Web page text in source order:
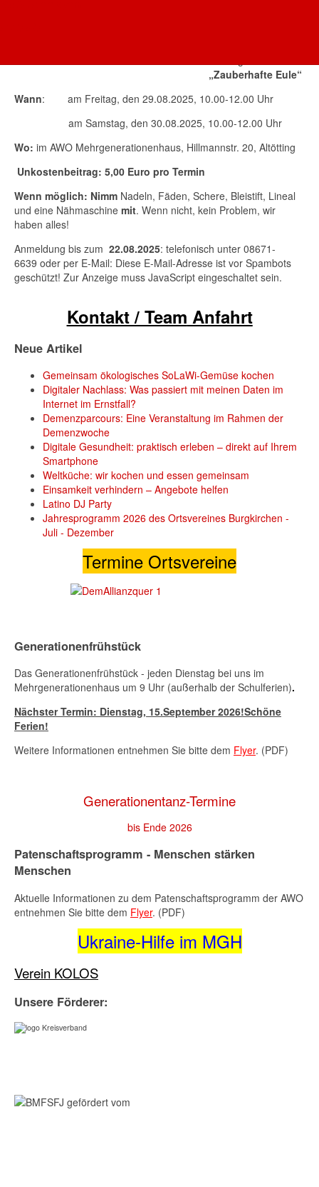
„Zauberhafte Eule“
Wann: am Freitag, den 29.08.2025, 10.00-12.00 Uhr
am Samstag, den 30.08.2025, 10.00-12.00 Uhr
Wo: im AWO Mehrgenerationenhaus, Hillmannstr. 20, Altötting
Unkostenbeitrag: 5,00 Euro pro Termin
Wenn möglich: Nimm Nadeln, Fäden, Schere, Bleistift, Lineal
und eine Nähmaschine mit. Wenn nicht, kein Problem, wir
haben alles!
Anmeldung bis zum 22.08.2025: telefonisch unter 08671-
6639 oder per E-Mail: Diese E-Mail-Adresse ist vor Spambots
geschützt! Zur Anzeige muss JavaScript eingeschaltet sein.
Kontakt / Team Anfahrt
Neue Artikel
Gemeinsam ökologisches SoLaWi-Gemüse kochen
Digitaler Nachlass: Was passiert mit meinen Daten im
Internet im Ernstfall?
Demenzparcours: Eine Veranstaltung im Rahmen der
Demenzwoche
Digitale Gesundheit: praktisch erleben – direkt auf Ihrem
Smartphone
Weltküche: wir kochen und essen gemeinsam
Einsamkeit verhindern – Angebote helfen
Latino DJ Party
Jahresprogramm 2026 des Ortsvereines Burgkirchen -
Juli - Dezember
Termine Ortsvereine
Generationenfrühstück
Das Generationenfrühstück - jeden Dienstag bei uns im
Mehrgenerationenhaus um 9 Uhr (außerhalb der Schulferien).
Nächster Termin: Dienstag, 15.September 2026!Schöne
Ferien!
Weitere Informationen entnehmen Sie bitte dem Flyer. (PDF)
Generationentanz-Termine
bis Ende 2026
Patenschaftsprogramm - Menschen stärken
Menschen
Aktuelle Informationen zu dem Patenschaftsprogramm der AWO
entnehmen Sie bitte dem Flyer. (PDF)
Ukraine-Hilfe im MGH
Verein KOLOS
Unsere Förderer: